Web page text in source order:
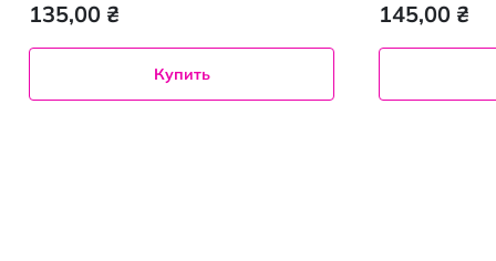
135,00 ₴
Купить
145,00 ₴